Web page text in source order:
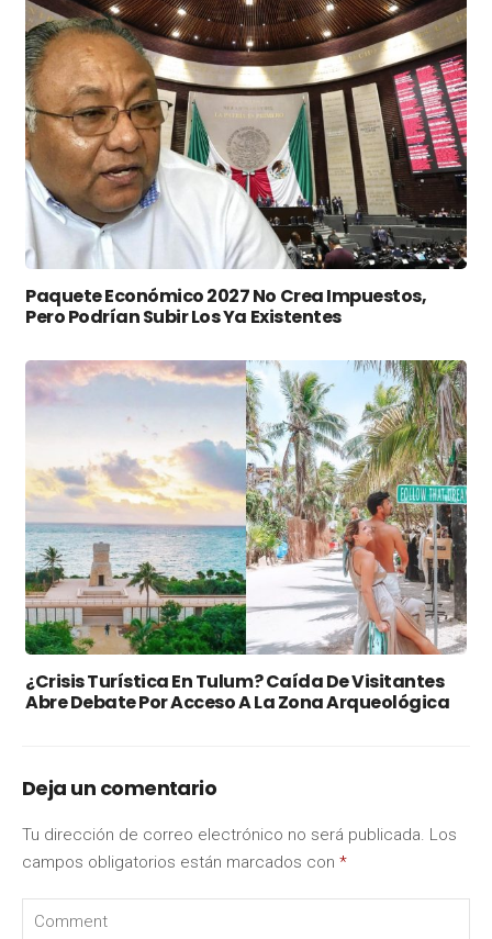
Paquete Económico 2027 No Crea Impuestos,
Pero Podrían Subir Los Ya Existentes
¿Crisis Turística En Tulum? Caída De Visitantes
Abre Debate Por Acceso A La Zona Arqueológica
Deja un comentario
Tu dirección de correo electrónico no será publicada. Los
campos obligatorios están marcados con *